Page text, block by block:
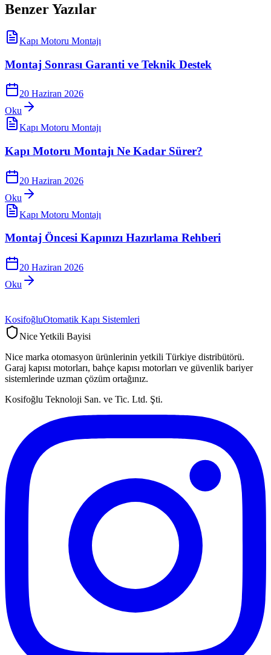
Benzer Yazılar
Kapı Motoru Montajı
Montaj Sonrası Garanti ve Teknik Destek
20 Haziran 2026
Oku
Kapı Motoru Montajı
Kapı Motoru Montajı Ne Kadar Sürer?
20 Haziran 2026
Oku
Kapı Motoru Montajı
Montaj Öncesi Kapınızı Hazırlama Rehberi
20 Haziran 2026
Oku
KosifoğluOtomatik Kapı Sistemleri
Nice Yetkili Bayisi
Nice marka otomasyon ürünlerinin yetkili Türkiye distribütörü.
Garaj kapısı motorları, bahçe kapısı motorları ve güvenlik bariyer
sistemlerinde uzman çözüm ortağınız.
Kosifoğlu Teknoloji San. ve Tic. Ltd. Şti.